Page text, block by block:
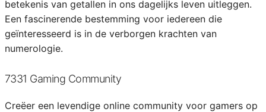
betekenis van getallen in ons dagelijks leven uitleggen.
Een fascinerende bestemming voor iedereen die
geïnteresseerd is in de verborgen krachten van
numerologie.
7331 Gaming Community
Creëer een levendige online community voor gamers op